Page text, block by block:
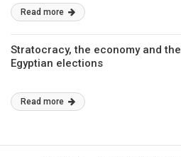
Read more
Stratocracy, the economy and the
Egyptian elections
Read more